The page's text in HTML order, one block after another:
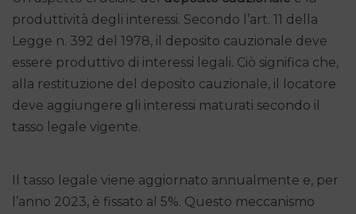
produttività degli interessi. Secondo l’art. 11 della
Legge n. 392 del 1978, il deposito cauzionale deve
essere produttivo di interessi legali. Ciò significa che,
alla restituzione del deposito cauzionale, il locatore
deve aggiungere gli interessi maturati secondo il
tasso legale vigente.
Il tasso legale viene aggiornato annualmente e, per
l’anno 2023, è fissato al 5%. Questo meccanismo